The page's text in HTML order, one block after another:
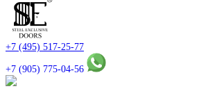
+7 (495) 517-25-77
+7 (905) 775-04-56